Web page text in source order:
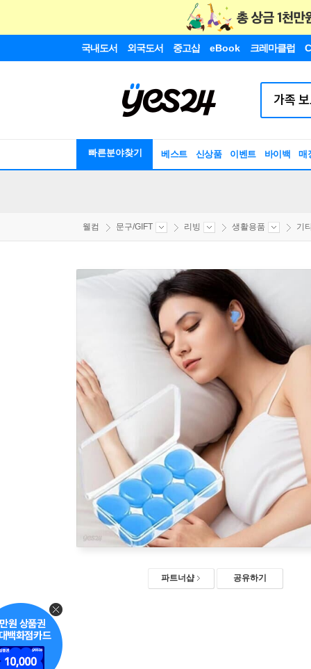
국내도서 외국도서 중고샵 eBook 크레마클럽
빠른분야찾기 베스트 신상품 이벤트 바이백 매
웰컴 문구/GIFT 리빙 생활용품 기
파트너샵 공유하기